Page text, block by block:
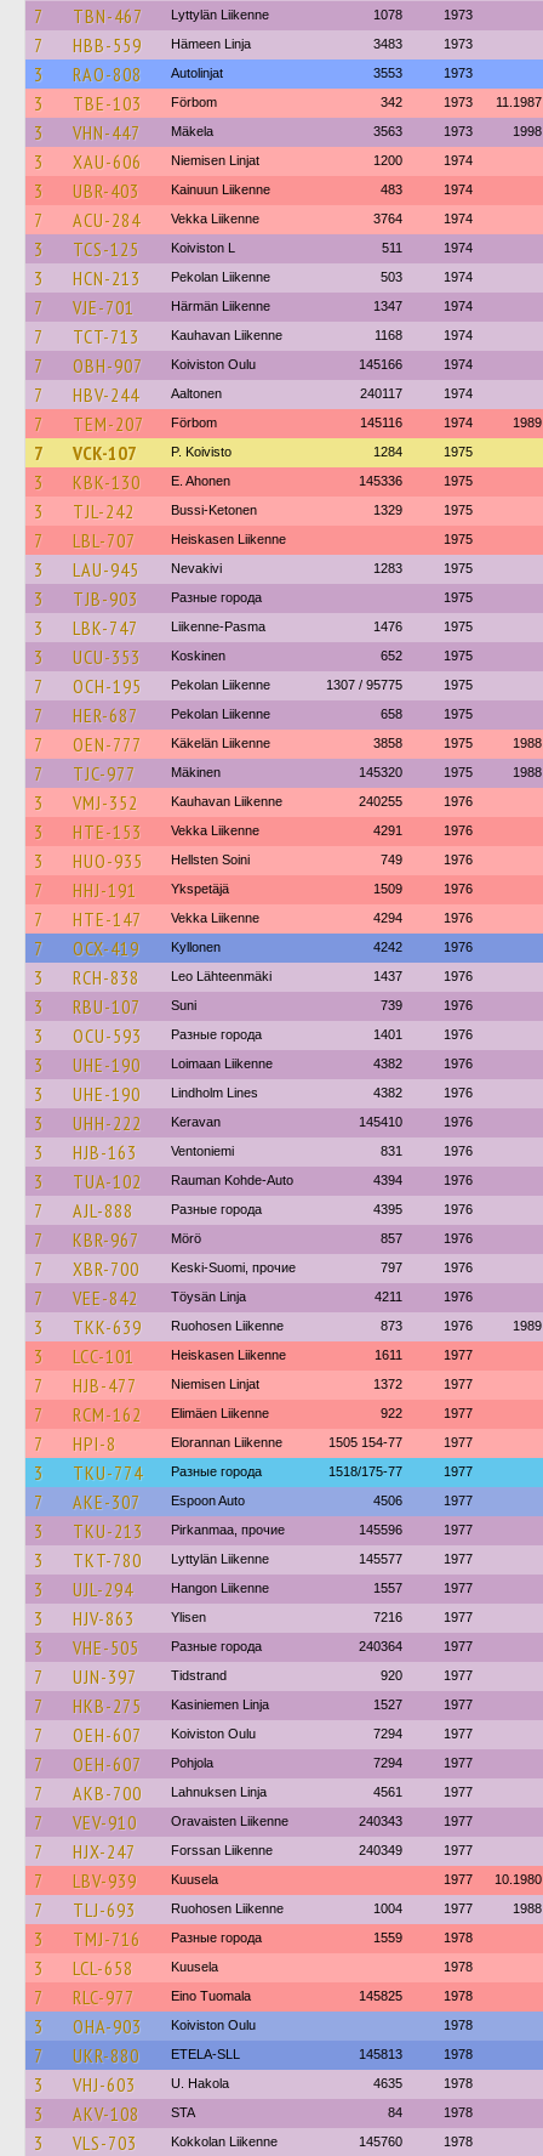
7 TBN-467 Lyttylän Liikenne 1078 1973
7 HBB-559 Hämeen Linja 3483 1973
3 RAO-808 Autolinjat 3553 1973
3 TBE-103 Förbom 342 1973 11.1987
3 VHN-447 Mäkela 3563 1973 1998
3 XAU-606 Niemisen Linjat 1200 1974
3 UBR-403 Kainuun Liikenne 483 1974
7 ACU-284 Vekka Liikenne 3764 1974
3 TCS-125 Koiviston L 511 1974
3 HCN-213 Pekolan Liikenne 503 1974
7 VJE-701 Härmän Liikenne 1347 1974
7 TCT-713 Kauhavan Liikenne 1168 1974
7 OBH-907 Koiviston Oulu 145166 1974
7 HBV-244 Aaltonen 240117 1974
7 TEM-207 Förbom 145116 1974 1989
7 VCK-107 P. Koivisto 1284 1975
3 KBK-130 E. Ahonen 145336 1975
3 TJL-242 Bussi-Ketonen 1329 1975
7 LBL-707 Heiskasen Liikenne 1975
3 LAU-945 Nevakivi 1283 1975
3 TJB-903 Разные города 1975
3 LBK-747 Liikenne-Pasma 1476 1975
3 UCU-353 Koskinen 652 1975
7 OCH-195 Pekolan Liikenne 1307 / 95775 1975
7 HER-687 Pekolan Liikenne 658 1975
7 OEN-777 Käkelän Liikenne 3858 1975 1988
7 TJC-977 Mäkinen 145320 1975 1988
3 VMJ-352 Kauhavan Liikenne 240255 1976
3 HTE-153 Vekka Liikenne 4291 1976
3 HUO-935 Hellsten Soini 749 1976
7 HHJ-191 Ykspetäjä 1509 1976
7 HTE-147 Vekka Liikenne 4294 1976
7 OCX-419 Kyllonen 4242 1976
3 RCH-838 Leo Lähteenmäki 1437 1976
3 RBU-107 Suni 739 1976
3 OCU-593 Разные города 1401 1976
3 UHE-190 Loimaan Liikenne 4382 1976
3 UHE-190 Lindholm Lines 4382 1976
3 UHH-222 Keravan 145410 1976
3 HJB-163 Ventoniemi 831 1976
3 TUA-102 Rauman Kohde-Auto 4394 1976
7 AJL-888 Разные города 4395 1976
7 KBR-967 Mörö 857 1976
7 XBR-700 Keski-Suomi, прочие 797 1976
7 VEE-842 Töysän Linja 4211 1976
3 TKK-639 Ruohosen Liikenne 873 1976 1989
3 LCC-101 Heiskasen Liikenne 1611 1977
7 HJB-477 Niemisen Linjat 1372 1977
7 RCM-162 Elimäen Liikenne 922 1977
7 HPI-8 Elorannan Liikenne 1505 154-77 1977
3 TKU-774 Разные города 1518/175-77 1977
7 AKE-307 Espoon Auto 4506 1977
3 TKU-213 Pirkanmaa, прочие 145596 1977
3 TKT-780 Lyttylän Liikenne 145577 1977
3 UJL-294 Hangon Liikenne 1557 1977
3 HJV-863 Ylisen 7216 1977
3 VHE-505 Разные города 240364 1977
7 UJN-397 Tidstrand 920 1977
7 HKB-275 Kasiniemen Linja 1527 1977
7 OEH-607 Koiviston Oulu 7294 1977
7 OEH-607 Pohjola 7294 1977
7 AKB-700 Lahnuksen Linja 4561 1977
7 VEV-910 Oravaisten Liikenne 240343 1977
7 HJX-247 Forssan Liikenne 240349 1977
7 LBV-939 Kuusela 1977 10.1980
7 TLJ-693 Ruohosen Liikenne 1004 1977 1988
3 TMJ-716 Разные города 1559 1978
3 LCL-658 Kuusela 1978
7 RLC-977 Eino Tuomala 145825 1978
3 OHA-903 Koiviston Oulu 1978
7 UKR-880 ETELA-SLL 145813 1978
3 VHJ-603 U. Hakola 4635 1978
3 AKV-108 STA 84 1978
3 VLS-703 Kokkolan Liikenne 145760 1978